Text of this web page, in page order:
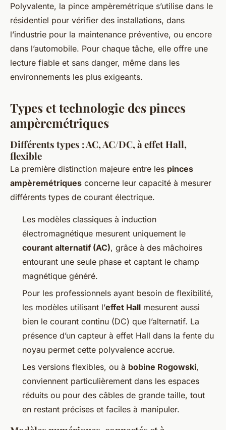
Polyvalente, la pince ampèremétrique s’utilise dans le
résidentiel pour vérifier des installations, dans
l’industrie pour la maintenance préventive, ou encore
dans l’automobile. Pour chaque tâche, elle offre une
lecture fiable et sans danger, même dans les
environnements les plus exigeants.
Types et technologie des pinces
ampèremétriques
Différents types : AC, AC/DC, à effet Hall,
flexible
La première distinction majeure entre les pinces
ampèremétriques concerne leur capacité à mesurer
différents types de courant électrique.
Les modèles classiques à induction
électromagnétique mesurent uniquement le
courant alternatif (AC), grâce à des mâchoires
entourant une seule phase et captant le champ
magnétique généré.
Pour les professionnels ayant besoin de flexibilité,
les modèles utilisant l’effet Hall mesurent aussi
bien le courant continu (DC) que l’alternatif. La
présence d’un capteur à effet Hall dans la fente du
noyau permet cette polyvalence accrue.
Les versions flexibles, ou à bobine Rogowski,
conviennent particulièrement dans les espaces
réduits ou pour des câbles de grande taille, tout
en restant précises et faciles à manipuler.